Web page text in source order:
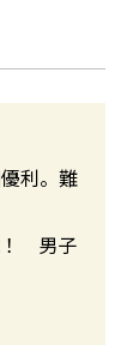
利。難
！ 男子